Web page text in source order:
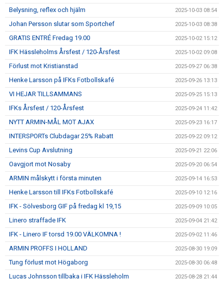
Belysning, reflex och hjälm 2025-10-03 08:54
Johan Persson slutar som Sportchef 2025-10-03 08:38
GRATIS ENTRÉ Fredag 19.00 2025-10-02 15:12
IFK Hässleholms Årsfest / 120-Årsfest 2025-10-02 09:08
Förlust mot Kristianstad 2025-09-27 06:38
Henke Larsson på IFKs Fotbollskafé 2025-09-26 13:13
VI HEJAR TILLSAMMANS 2025-09-25 15:13
IFKs Årsfest / 120-Årsfest 2025-09-24 11:42
NYTT ARMIN-MÅL MOT AJAX 2025-09-23 16:17
INTERSPORTs Clubdagar 25% Rabatt 2025-09-22 09:12
Levins Cup Avslutning 2025-09-21 22:06
Oavgjort mot Nosaby 2025-09-20 06:54
ARMIN målskytt i första minuten 2025-09-14 16:53
Henke Larsson till IFKs Fotbollskafé 2025-09-10 12:16
IFK - Sölvesborg GIF på fredag kl 19,15 2025-09-09 10:05
Linero straffade IFK 2025-09-04 21:42
IFK - Linero IF torsd 19.00 VÄLKOMNA ! 2025-09-02 11:46
ARMIN PROFFS I HOLLAND 2025-08-30 19:09
Tung förlust mot Högaborg 2025-08-30 06:48
Lucas Johnsson tillbaka i IFK Hässleholm 2025-08-28 21:44